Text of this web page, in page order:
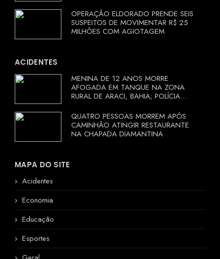
OPERAÇÃO ELDORADO PRENDE SEIS
SUSPEITOS DE MOVIMENTAR R$ 25
MILHÕES COM AGIOTAGEM
ACIDENTES
MENINA DE 12 ANOS MORRE
AFOGADA EM TANQUE NA ZONA
RURAL DE ARACI, BAHIA; POLÍCIA
QUATRO PESSOAS MORREM APÓS
CAMINHÃO ATINGIR RESTAURANTE
NA CHAPADA DIAMANTINA
MAPA DO SITE
Acidentes
Economia
Educação
Esportes